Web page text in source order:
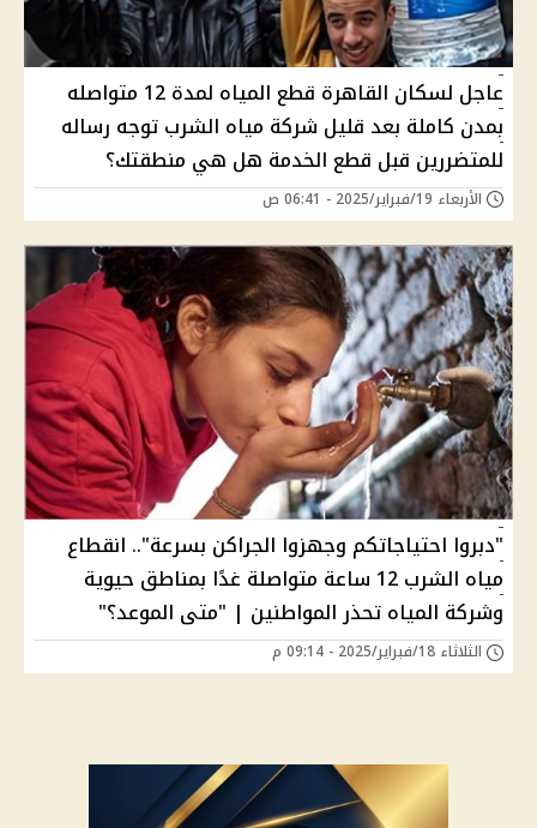
عاجل لسكان القاهرة قطع المياه لمدة 12 متواصله
بمدن كاملة بعد قليل شركة مياه الشرب توجه رساله
للمتضررين قبل قطع الخدمة هل هي منطقتك؟
الأربعاء 19/فبراير/2025 - 06:41 ص
"دبروا احتياجاتكم وجهزوا الجراكن بسرعة".. انقطاع
مياه الشرب 12 ساعة متواصلة غدًا بمناطق حيوية
وشركة المياه تحذر المواطنين | "متى الموعد؟"
الثلاثاء 18/فبراير/2025 - 09:14 م